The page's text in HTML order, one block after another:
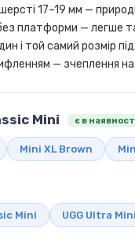
шерсті 17–19 мм —
платформи — легше
і той самий розмір
— зчеплення
Mini є в
Mini XL Brown
Mini UGG Ultra Mini